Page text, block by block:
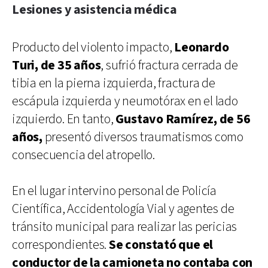
Lesiones y asistencia médica
Producto del violento impacto, Leonardo
Turi, de 35 años, sufrió fractura cerrada de
tibia en la pierna izquierda, fractura de
escápula izquierda y neumotórax en el lado
izquierdo. En tanto,Gustavo Ramírez, de 56
años,presentó diversos traumatismos como
consecuencia del atropello.
En el lugar intervino personal de Policía
Científica, Accidentología Vial y agentes de
tránsito municipal para realizar las pericias
correspondientes.Se constató que el
conductor de la camioneta no contaba con